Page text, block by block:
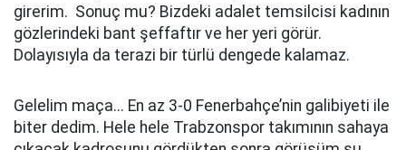
girerim. Sonuç mu? Bizdeki adalet temsilcisi kadının
gözlerindeki bant şeffaftır ve her yeri görür.
Dolayısıyla da terazi bir türlü dengede kalamaz.
Gelelim maça... En az 3-0 Fenerbahçe’nin galibiyeti ile
biter dedim. Hele hele Trabzonspor takımının sahaya